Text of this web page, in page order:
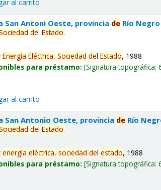
al carrito
Antoni Oeste, provincia de Río Negro
delEstado.
Energía Eléctrica, Sociedad delEstado, 1988
para préstamo: Signatura topográfica:
al carrito
Antonio Oeste, provincia de Río
delEstado.
energía eléctrica, sociedad delestado, 1988
para préstamo: Signatura topográfica: